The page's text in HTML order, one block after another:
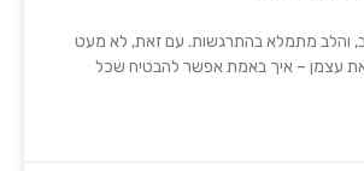
והלב מתמלא בהתרגשות. עם זאת, לא מעט
עצמן – איך באמת אפשר להבטיח שכל